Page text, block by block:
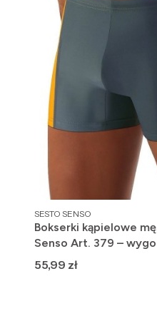
PRODUCENT
SESTO SENSO
Bokserki kąpielowe
Senso Art. 379 –
szybkoschnące
Cena
55,99 zł